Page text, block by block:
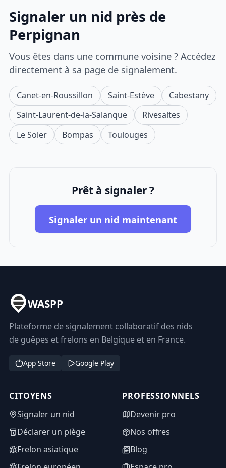
Signaler un nid près de
Perpignan
Vous êtes dans une commune voisine ? Accédez
directement à sa page de signalement.
Canet-en-Roussillon Saint-Estève
Cabestany
Saint-Laurent-de-la-Salanque
Rivesaltes
Le Soler
Bompas Toulouges
Prêt à signaler ?
Signaler un nid maintenant
WASPP
Plateforme de signalement collaboratif des nids
de guêpes et frelons en Belgique et en France.
App Store Google Play
CITOYENS
Signaler un nid
Déclarer un piège
Frelon asiatique
PROFESSIONNELS
Devenir pro
Nos offres
Blog